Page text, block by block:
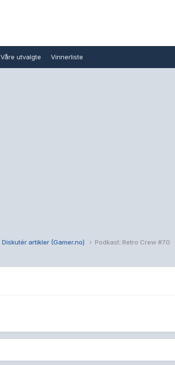
Våre utvalgte Vinnerliste
Diskutér artikler (Gamer.no) Podkast: Retro Crew #70